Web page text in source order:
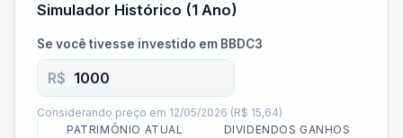
Simulador Histórico (1 Ano)
Se você tivesse investido em BBDC3
R$
Considerando preço em 12/05/2026 (R$ 15,64)
PATRIMÔNIO ATUAL
DIVIDENDOS GANHOS